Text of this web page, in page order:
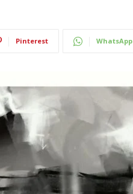
Pinterest WhatsApp